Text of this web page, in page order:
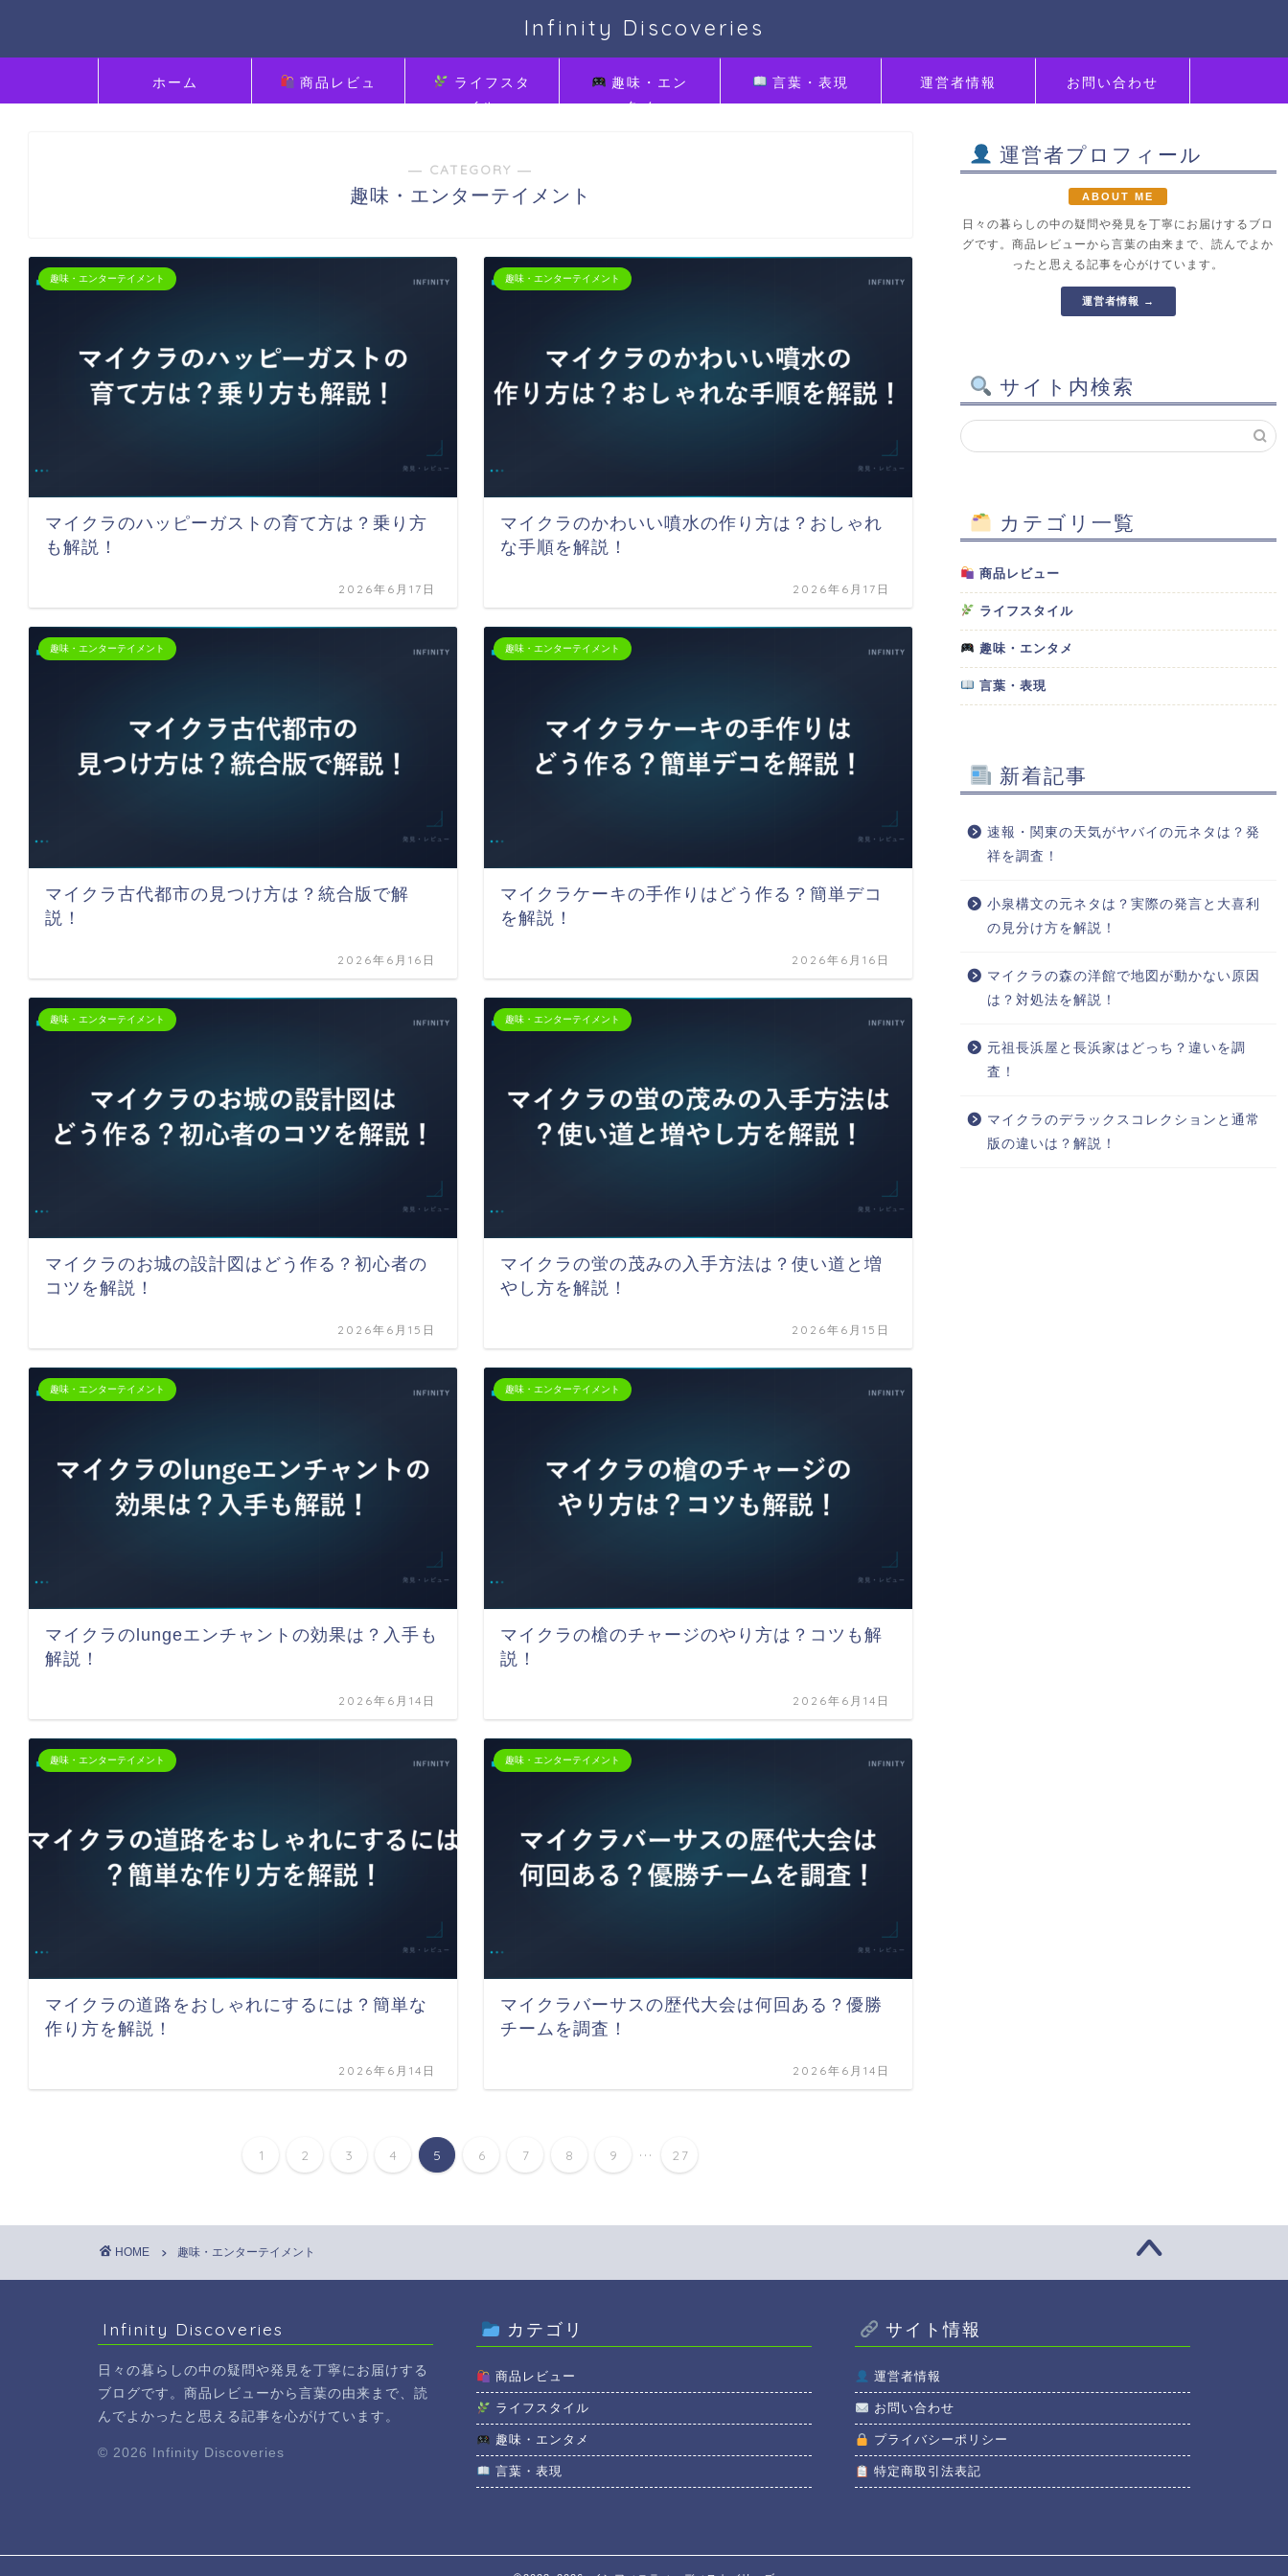
Infinity Discoveries
ホーム
商品レビュ
ー
ライフスタ
イル
趣味・エン
タメ
言葉・表現 運営者情報 お問い合わせ
― CATEGORY ―
趣味・エンターテイメント
趣味・エンターテイメント
マイクラのハッピーガストの育て方は？乗り方
も解説！
2026年6月17日
趣味・エンターテイメント
マイクラのかわいい噴水の作り方は？おしゃれ
な手順を解説！
2026年6月17日
趣味・エンターテイメント
マイクラ古代都市の見つけ方は？統合版で解
説！
2026年6月16日
趣味・エンターテイメント
マイクラケーキの手作りはどう作る？簡単デコ
を解説！
2026年6月16日
趣味・エンターテイメント
マイクラのお城の設計図はどう作る？初心者の
コツを解説！
2026年6月15日
趣味・エンターテイメント
マイクラの蛍の茂みの入手方法は？使い道と増
やし方を解説！
2026年6月15日
趣味・エンターテイメント
マイクラのlungeエンチャントの効果は？入手も
解説！
2026年6月14日
趣味・エンターテイメント
マイクラの槍のチャージのやり方は？コツも解
説！
2026年6月14日
趣味・エンターテイメント
マイクラの道路をおしゃれにするには？簡単な
作り方を解説！
2026年6月14日
趣味・エンターテイメント
マイクラバーサスの歴代大会は何回ある？優勝
チームを調査！
2026年6月14日
1 2 3 4 5 6 7 8 9 ... 27
運営者プロフィール
ABOUT ME
日々の暮らしの中の疑問や発見を丁寧にお届けするブロ
グです。商品レビューから言葉の由来まで、読んでよか
ったと思える記事を心がけています。
運営者情報 →
サイト内検索
カテゴリ一覧
商品レビュー
ライフスタイル
趣味・エンタメ
言葉・表現
新着記事
速報・関東の天気がヤバイの元ネタは？発
祥を調査！
小泉構文の元ネタは？実際の発言と大喜利
の見分け方を解説！
マイクラの森の洋館で地図が動かない原因
は？対処法を解説！
元祖長浜屋と長浜家はどっち？違いを調
査！
マイクラのデラックスコレクションと通常
版の違いは？解説！
HOME 趣味・エンターテイメント
Infinity Discoveries
日々の暮らしの中の疑問や発見を丁寧にお届けする
ブログです。商品レビューから言葉の由来まで、読
んでよかったと思える記事を心がけています。
© 2026 Infinity Discoveries
カテゴリ
商品レビュー
ライフスタイル
趣味・エンタメ
言葉・表現
サイト情報
運営者情報
お問い合わせ
プライバシーポリシー
特定商取引法表記